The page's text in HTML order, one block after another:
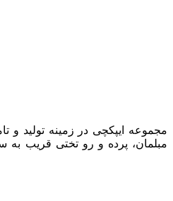
مجموعه ایپکچی در زمینه تولید و
مبلمان، پرده و رو تختی قریب